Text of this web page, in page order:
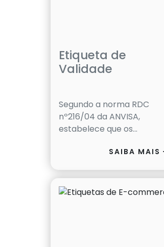
Etiqueta de
Validade
Segundo a norma RDC
nº216/04 da ANVISA,
estabelece que os...
SAIBA MAIS